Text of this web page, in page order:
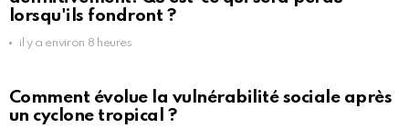
lorsqu'ils fondront ?
il y a environ 8 heures
Comment évolue la vulnérabilité sociale après
un cyclone tropical ?